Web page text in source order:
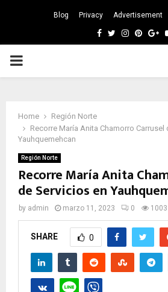
Blog Privacy Advertisement
Facebook
TwitterInstagram
PRIMARY
Home
Región Norte
Recorre María Anita Chamorro Carrusel
Yauhquemehcan
Región Norte
Recorre María Anita
de Servicios en
by admin marzo 11, 2023 0 1003
SHARE 0